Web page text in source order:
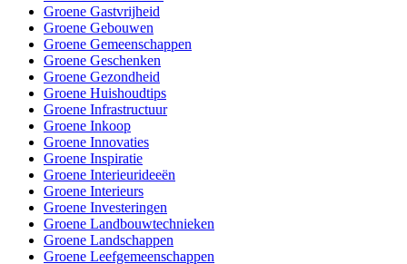
Groene Gastvrijheid
Groene Gebouwen
Groene Gemeenschappen
Groene Geschenken
Groene Gezondheid
Groene Huishoudtips
Groene Infrastructuur
Groene Inkoop
Groene Innovaties
Groene Inspiratie
Groene Interieurideeën
Groene Interieurs
Groene Investeringen
Groene Landbouwtechnieken
Groene Landschappen
Groene Leefgemeenschappen